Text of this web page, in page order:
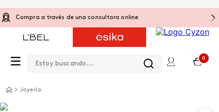
Compra a través de una consultora online
0
Joyería